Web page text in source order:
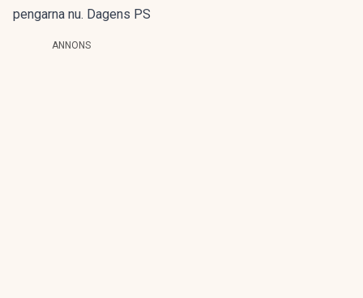
pengarna nu. Dagens PS
ANNONS